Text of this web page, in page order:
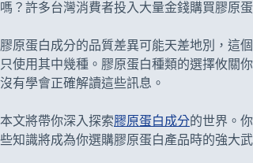
嗎？許多台灣消費者投入大量金錢購買膠原
膠原蛋白成分的品質差異可能天差地別，這
只使用其中幾種。膠原蛋白種類的選擇攸關
沒有學會正確解讀這些訊息。
本文將帶你深入探索膠原蛋白成分的世界。
些知識將成為你選購膠原蛋白產品時的強大武